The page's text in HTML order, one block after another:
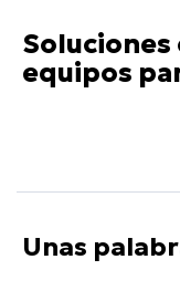
equipos
Unas